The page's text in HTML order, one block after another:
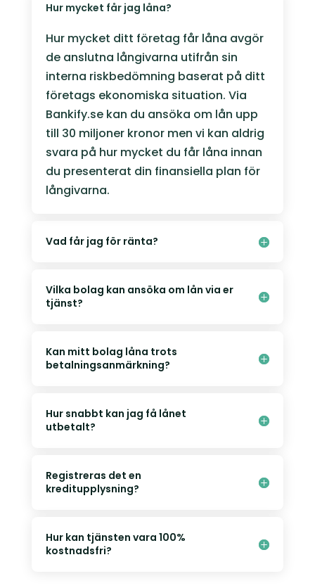
Hur mycket får jag låna?
Hur mycket ditt företag får låna avgör
de anslutna långivarna utifrån sin
interna riskbedömning baserat på ditt
företags ekonomiska situation. Via
Bankify.se kan du ansöka om lån upp
till 30 miljoner kronor men vi kan aldrig
svara på hur mycket du får låna innan
du presenterat din finansiella plan för
långivarna.
Vad får jag för ränta?
Vilka bolag kan ansöka om lån via er
tjänst?
Kan mitt bolag låna trots
betalningsanmärkning?
Hur snabbt kan jag få lånet
utbetalt?
Registreras det en
kreditupplysning?
Hur kan tjänsten vara 100%
kostnadsfri?